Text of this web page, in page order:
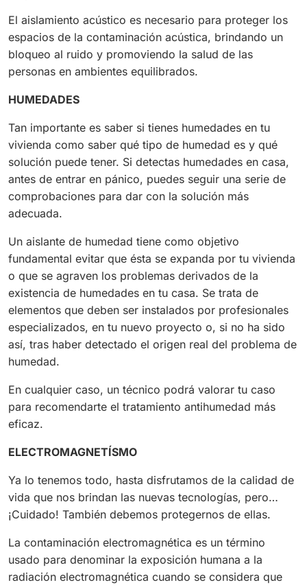
El aislamiento acústico es necesario para proteger los
espacios de la contaminación acústica, brindando un
bloqueo al ruido y promoviendo la salud de las
personas en ambientes equilibrados.
HUMEDADES
Tan importante es saber si tienes humedades en tu
vivienda como saber qué tipo de humedad es y qué
solución puede tener. Si detectas humedades en casa,
antes de entrar en pánico, puedes seguir una serie de
comprobaciones para dar con la solución más
adecuada.
Un aislante de humedad tiene como objetivo
fundamental evitar que ésta se expanda por tu vivienda
o que se agraven los problemas derivados de la
existencia de humedades en tu casa. Se trata de
elementos que deben ser instalados por profesionales
especializados, en tu nuevo proyecto o, si no ha sido
así, tras haber detectado el origen real del problema de
humedad.
En cualquier caso, un técnico podrá valorar tu caso
para recomendarte el tratamiento antihumedad más
eficaz.
ELECTROMAGNETÍSMO
Ya lo tenemos todo, hasta disfrutamos de la calidad de
vida que nos brindan las nuevas tecnologías, pero…
¡Cuidado! También debemos protegernos de ellas.
La contaminación electromagnética es un término
usado para denominar la exposición humana a la
radiación electromagnética cuando se considera que